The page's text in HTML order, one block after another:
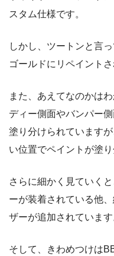
スタム仕様です。
しかし、ツートンと言
ゴールドにリペイントさ
また、あえてなのかは
ディー側面やバンパー
塗り分けられています
い位置でペイントが塗
さらに細かく見ていく
ーが装着されている他
ザーが追加されています
そして、きわめつけは